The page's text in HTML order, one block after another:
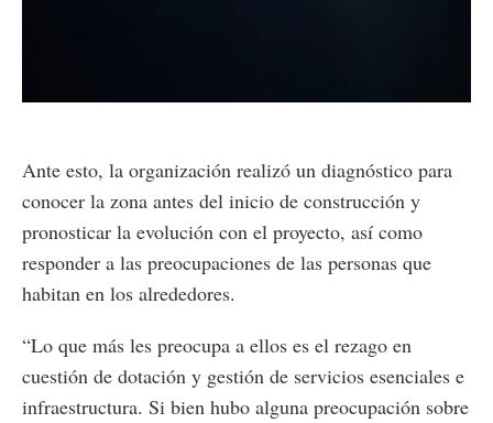
Ante esto, la organización realizó un diagnóstico para
conocer la zona antes del inicio de construcción y
pronosticar la evolución con el proyecto, así como
responder a las preocupaciones de las personas que
habitan en los alrededores.
“Lo que más les preocupa a ellos es el rezago en
cuestión de dotación y gestión de servicios esenciales e
infraestructura. Si bien hubo alguna preocupación sobre